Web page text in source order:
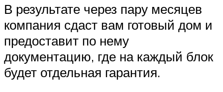
В результате через пару месяцев
компания сдаст вам готовый дом и
предоставит по нему
документацию, где на каждый блок
будет отдельная гарантия.